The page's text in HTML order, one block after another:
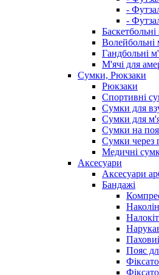
-
-
Баскетбольні
Волейбольні
Гандбольні
М'ячі для
Сумки, Рюкзаки
Рюкзаки
Спортивні
Сумки для
Сумки для
Сумки на
Сумки через
Медичні
Аксесуари
Аксесуари
Бандажі
Пояс